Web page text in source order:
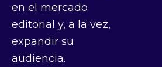
en el mercado
editorial y, a la vez,
expandir su
audiencia.